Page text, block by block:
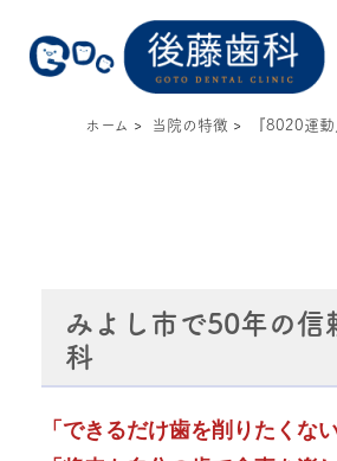
ホーム > 当院の特徴 > 『8020運
みよし市で50年の信
科
「できるだけ歯を削りたくない